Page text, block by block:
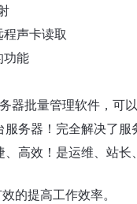
声卡读取
功能
器批量管理软件，可
务器！完全解决了
高效！是运维、站长
的提高工作效率。